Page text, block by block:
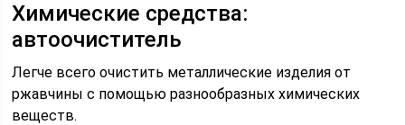
Химические средства:
автоочиститель
Легче всего очистить металлические изделия от
ржавчины с помощью разнообразных химических
веществ.